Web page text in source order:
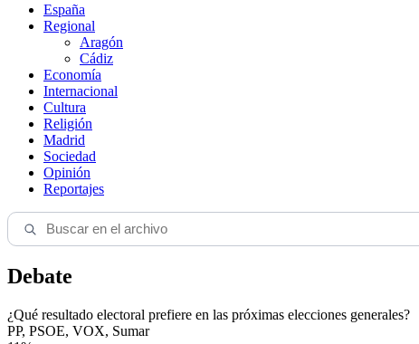
España
Regional
Aragón
Cádiz
Economía
Internacional
Cultura
Religión
Madrid
Sociedad
Opinión
Reportajes
Debate
¿Qué resultado electoral prefiere en las próximas elecciones generales?
PP, PSOE, VOX, Sumar